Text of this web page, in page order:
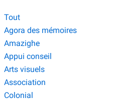
Tout
Agora des mémoires
Amazighe
Appui conseil
Arts visuels
Association
Colonial